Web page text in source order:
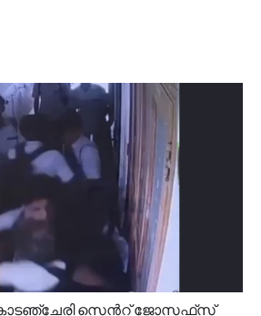
കോടഞ്ചേരി സെന്‍റ് ജോസഫ്‌സ്